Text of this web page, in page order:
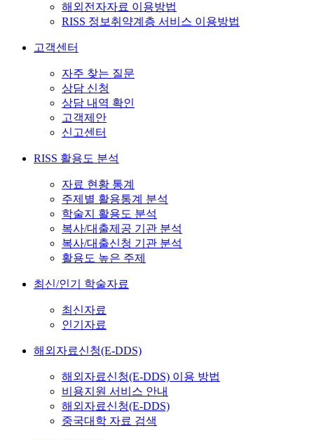
해외전자자료 이용방법
RISS 정보취약계층 서비스 이용방법
고객센터
자주 찾는 질문
상담 신청
상담 내역 확인
고객제안
신고센터
RISS 활용도 분석
자료 현황 통계
주제별 활용통계 분석
학술지 활용도 분석
복사/대출제공 기관 분석
복사/대출신청 기관 분석
활용도 높은 주제
최신/인기 학술자료
최신자료
인기자료
해외자료신청(E-DDS)
해외자료신청(E-DDS) 이용 방법
비용지원 서비스 안내
해외자료신청(E-DDS)
중국대학 자료 검색